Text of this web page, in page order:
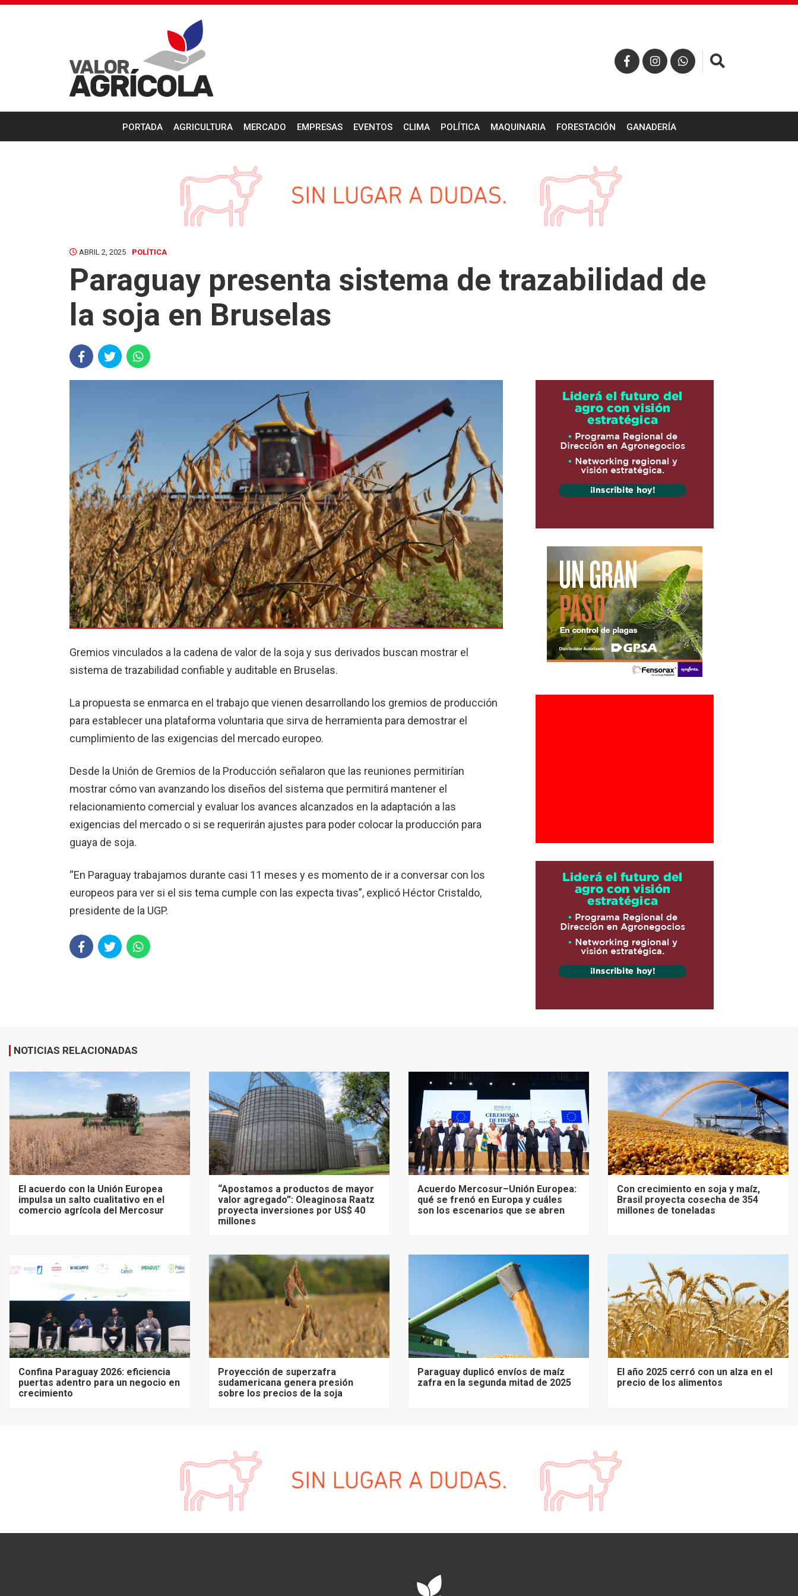
PORTADA AGRICULTURA MERCADO EMPRESAS EVENTOS CLIMA POLÍTICA MAQUINARIA FORESTACIÓN GANADERÍA
ABRIL 2, 2025 POLÍTICA
Paraguay presenta sistema de trazabilidad de
la soja en Bruselas
Gremios vinculados a la cadena de valor de la soja y sus derivados buscan mostrar el
sistema de trazabilidad confiable y auditable en Bruselas.
La propuesta se enmarca en el trabajo que vienen desarrollando los gremios de producción
para establecer una plataforma voluntaria que sirva de herramienta para demostrar el
cumplimiento de las exigencias del mercado europeo.
Desde la Unión de Gremios de la Producción señalaron que las reuniones permitirían
mostrar cómo van avanzando los diseños del sistema que permitirá mantener el
relacionamiento comercial y evaluar los avances alcanzados en la adaptación a las
exigencias del mercado o si se requerirán ajustes para poder colocar la producción para
guaya de soja.
“En Paraguay trabajamos durante casi 11 meses y es momento de ir a conversar con los
europeos para ver si el sis tema cumple con las expecta tivas”, explicó Héctor Cristaldo,
presidente de la UGP.
NOTICIAS RELACIONADAS
El acuerdo con la Unión Europea
impulsa un salto cualitativo en el
comercio agrícola del Mercosur
“Apostamos a productos de mayor
valor agregado”: Oleaginosa Raatz
proyecta inversiones por US$ 40
millones
Acuerdo Mercosur–Unión Europea:
qué se frenó en Europa y cuáles
son los escenarios que se abren
Con crecimiento en soja y maíz,
Brasil proyecta cosecha de 354
millones de toneladas
Confina Paraguay 2026: eficiencia
puertas adentro para un negocio en
crecimiento
Proyección de superzafra
sudamericana genera presión
sobre los precios de la soja
Paraguay duplicó envíos de maíz
zafra en la segunda mitad de 2025
El año 2025 cerró con un alza en el
precio de los alimentos